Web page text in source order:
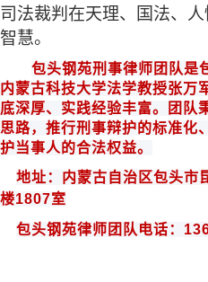
司法裁判在天理、国法、
智慧。
包头钢苑刑事律师团队是
内蒙古科技大学法学教授张万
底深厚、实践经验丰富。团队
思路，推行刑事辩护的标准化
护当事人的合法权益。
地址：内蒙古自治区包头市
楼1807室
包头钢苑律师团队电话：